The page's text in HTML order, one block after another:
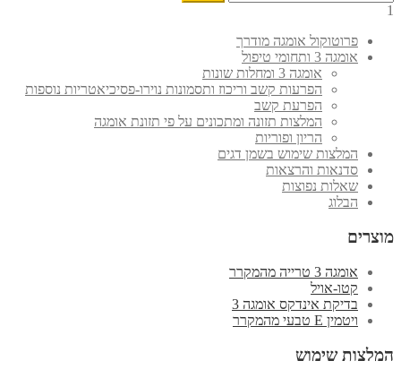
1
פרוטוקול אומגה מודרך
אומגה 3 ותחומי טיפול
אומגה 3 ומחלות שונות
הפרעות קשב וריכוז ותסמונות נוירו-פסיכיאטריות נוספות
הפרעת קשב
המלצות תזונה ומתכונים על פי תזונת אומגה
הריון ופוריות
המלצות שימוש בשמן דגים
סדנאות והרצאות
שאלות נפוצות
הבלוג
מוצרים
אומגה 3 טרייה מהמקרר
קטו-אויל
בדיקת אינדקס אומגה 3
ויטמין E טבעי מהמקרר
המלצות שימוש